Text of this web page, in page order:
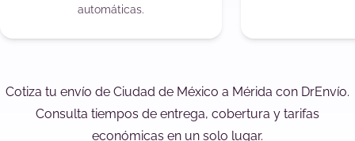
automáticas.
Cotiza tu envío de Ciudad de México a Mérida con DrEnvío.
Consulta tiempos de entrega, cobertura y tarifas
económicas en un solo lugar.